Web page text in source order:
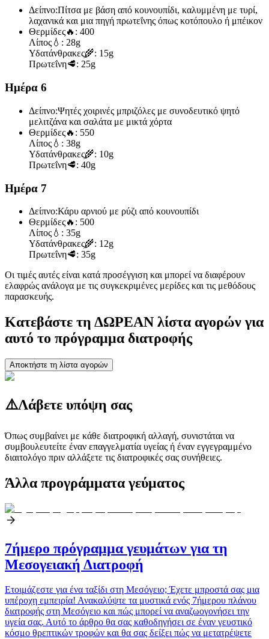
Δείπνο:Πίτσα με βάση από κουνουπίδι, καλυμμένη με τυρί,
λαχανικά και μια πηγή πρωτεΐνης όπως κοτόπουλο ή μπέικον
Θερμίδες🔥: 400
Λίπος 💧: 28g
Υδατάνθρακες🌾: 15g
Πρωτεΐνη🥩: 25g
Ημέρα 6
Δείπνο:Ψητές χοιρινές μπριζόλες με συνοδευτικό ψητό
μελιτζάνα και σαλάτα με μικτά χόρτα
Θερμίδες🔥: 550
Λίπος 💧: 38g
Υδατάνθρακες🌾: 10g
Πρωτεΐνη🥩: 40g
Ημέρα 7
Δείπνο:Κάρυ αρνιού με ρύζι από κουνουπίδι
Θερμίδες🔥: 500
Λίπος 💧: 35g
Υδατάνθρακες🌾: 12g
Πρωτεΐνη🥩: 35g
Οι τιμές αυτές είναι κατά προσέγγιση και μπορεί να διαφέρουν
ελαφρώς ανάλογα με τις συγκεκριμένες μερίδες και τις μεθόδους
παρασκευής.
Κατεβάστε τη ΔΩΡΕΑΝ λίστα αγορών για
αυτό το πρόγραμμα διατροφής
Αποκτήστε τη λίστα αγορών
⚠️Λάβετε υπόψη σας
Όπως συμβαίνει με κάθε διατροφική αλλαγή, συνιστάται να
συμβουλευτείτε έναν επαγγελματία υγείας ή έναν εγγεγραμμένο
διαιτολόγο πριν αλλάξετε τις διατροφικές σας συνήθειες.
Άλλα προγράμματα γεύματος
7ήμερο πρόγραμμα γευμάτων για τη
Μεσογειακή Διατροφή
Ετοιμάζεστε για ένα ταξίδι στη Μεσόγειο; Έχετε μπροστά σας μια
υπέροχη εμπειρία! Ανακαλύψτε τα μυστικά ενός 7ήμερου πλάνου
διατροφής στη Μεσόγειο και πώς μπορεί να αναζωογονήσει την
υγεία σας. Αυτό το άρθρο θα σας καθοδηγήσει σε έναν γευστικό
κόσμο θρεπτικών τροφών και θα σας δείξει πώς να μετατρέψετε